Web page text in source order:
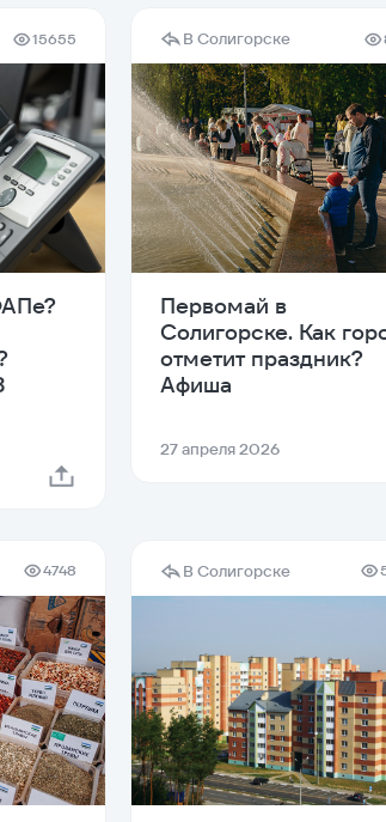
15655 В Солигорске
Первомай в
Солигорске. Как
отметит праздник?
Афиша
27 апреля 2026
4748 В Солигорске